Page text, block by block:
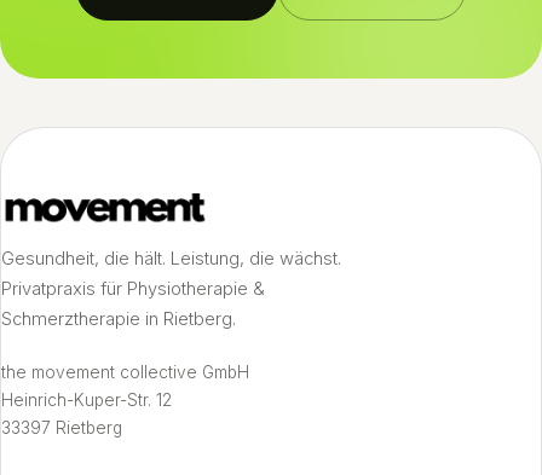
Gesundheit, die hält. Leistung, die wächst.
Privatpraxis für Physiotherapie &
Schmerztherapie in Rietberg.
the movement collective GmbH
Heinrich-Kuper-Str. 12
33397 Rietberg